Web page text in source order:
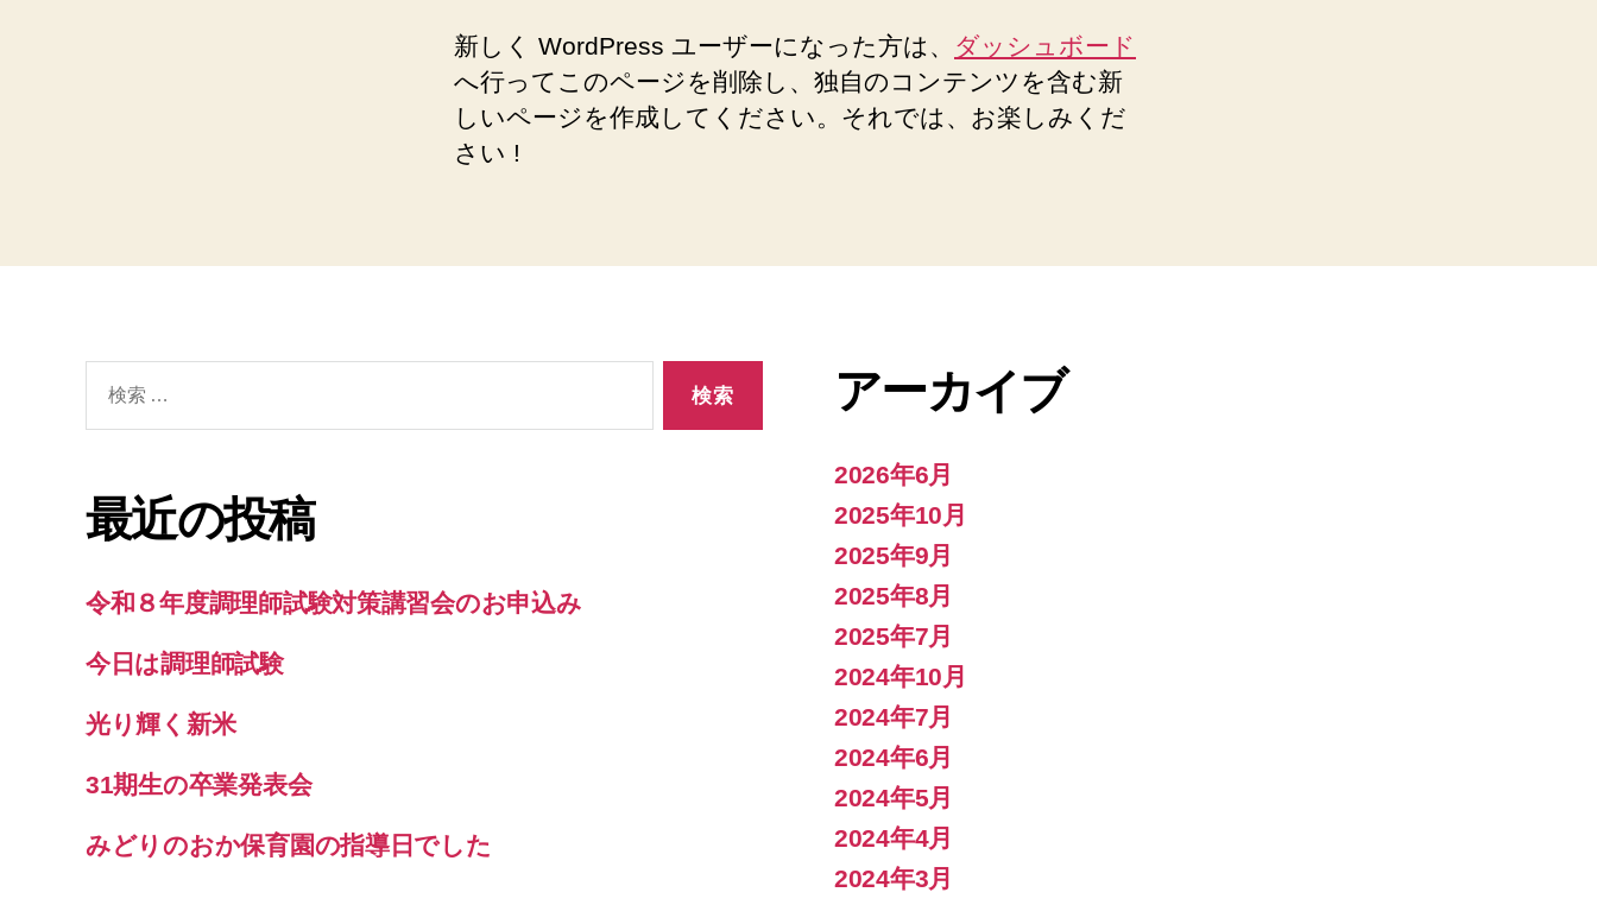
新しく WordPress ユーザーになった方は、 ダッシュボード
へ行ってこのページを削除し、独自のコンテンツを含む新
しいページを作成してください。それでは、お楽しみくだ
さい !
最近の投稿
令和８年度調理師試験対策講習会のお申込み
今日は調理師試験
光り輝く新米
31期生の卒業発表会
みどりのおか保育園の指導日でした
アーカイブ
2026年6月
2025年10月
2025年9月
2025年8月
2025年7月
2024年10月
2024年7月
2024年6月
2024年5月
2024年4月
2024年3月